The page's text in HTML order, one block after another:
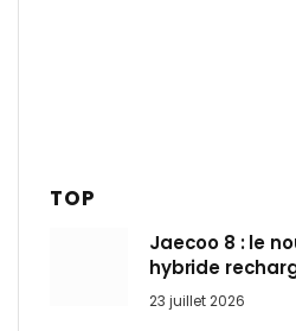
TOP
Jaecoo 8 : le
hybride
ch qui vise
en Europe cet
23 juillet 2026